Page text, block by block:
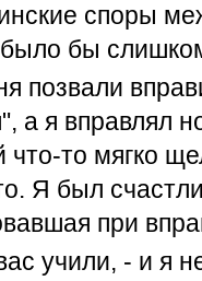
споры
бы
позвали
а я вправлял
что-то мягко
Я был
при
учили, - и я